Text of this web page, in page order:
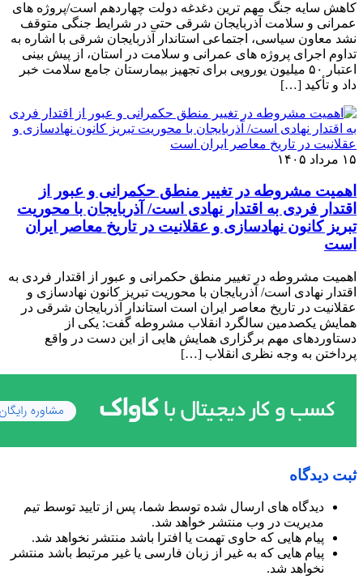
کاهش سایه جنگ مهم ‌ترین دغدغه دولت چهاردهم است/پروژه ‌های
عمرانی و سلامت آذربایجان شرقی حتی در شرایط جنگی متوقف
نشد معاون سیاسی، اجتماعی استاندار آذربایجان شرقی با اشاره به
تداوم اجرای پروژه ‌های عمرانی و سلامت در استان، از پیش ‌بینی
اعتبار ۵۰ میلیون یورویی برای تجهیز بیمارستان جامع سلامت خبر
داد و تأکید […]
۱۵ مرداد ۱۴۰۵
اهمیت مشروطه در تغییر منطق حکمرانی و عبور از
اقتدار فردی به اقتدار نهادی است/ آذربایجان با محوریت
تبریز کانون نهادسازی و عقلانیت در تاریخ معاصر ایران
است
اهمیت مشروطه در تغییر منطق حکمرانی و عبور از اقتدار فردی به
اقتدار نهادی است/ آذربایجان با محوریت تبریز کانون نهادسازی و
عقلانیت در تاریخ معاصر ایران است استاندار آذربایجان شرقی در
همایش یکصدمین سالگرد انقلاب مشروطه گفت: یکی از
دستاوردهای مهم برگزاری همایش هایی از این دست در واقع
پرداختن به وجه نظری انقلاب […]
ثبت دیدگاه
دیدگاه های ارسال شده توسط شما، پس از تایید توسط تیم
مدیریت در وب منتشر خواهد شد.
پیام هایی که حاوی تهمت یا افترا باشد منتشر نخواهد شد.
پیام هایی که به غیر از زبان فارسی یا غیر مرتبط باشد منتشر
نخواهد شد.